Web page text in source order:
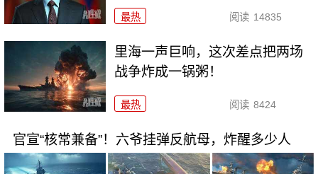
最热 阅读 14835
里海一声巨响，这次差点把两场
战争炸成一锅粥！
最热 阅读 8424
官宣“核常兼备”！六爷挂弹反航母，炸醒多少人